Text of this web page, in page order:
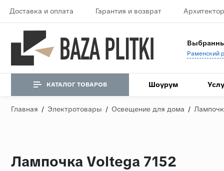
Доставка и оплата Гарантия и возврат
КАТАЛОГ ТОВАРОВ Шоурум
Главная / Электротовары / Освещение для дома /
Лампочка Voltega 7152